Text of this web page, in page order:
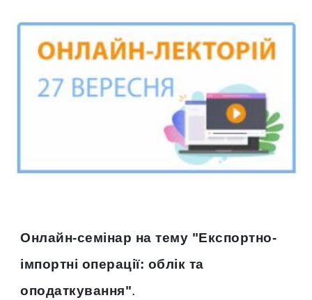
Онлайн-семінар на тему "Експортно-
імпортні операції: облік та
оподаткування".